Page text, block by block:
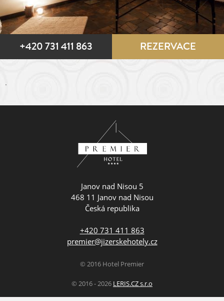
+420 731 411 863 REZERVACE
.
Janov nad Nisou 5
468 11 Janov nad Nisou
Česká republika
+420 731 411 863
premier@jizerskehotely.cz
© 2016 Hotel Premier
© 2016 - 2026 LERIS.CZ s.r.o